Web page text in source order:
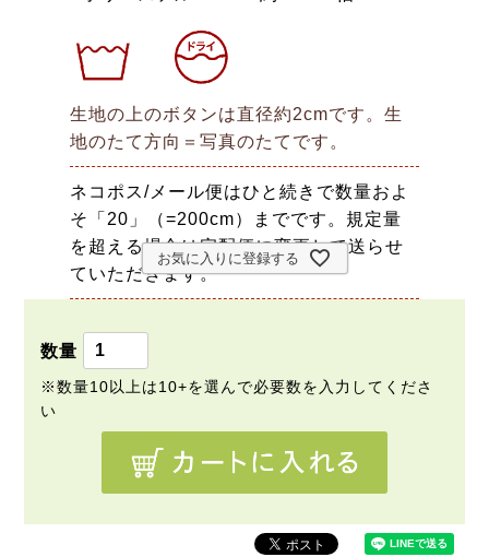
生地の上のボタンは直径約2cmです。生
地のたて方向＝写真のたてです。
ネコポス/メール便はひと続きで数量およ
そ「20」（=200cm）までです。規定量
を超える場合は宅配便に変更して送らせ
ていただきます。
お気に入りに登録する